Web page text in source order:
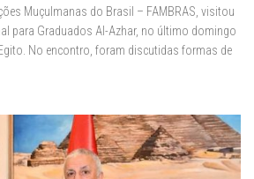
Muçulmanas do Brasil – FAMBRAS, visitou
para Graduados Al-Azhar, no último domingo
No encontro, foram discutidas formas de